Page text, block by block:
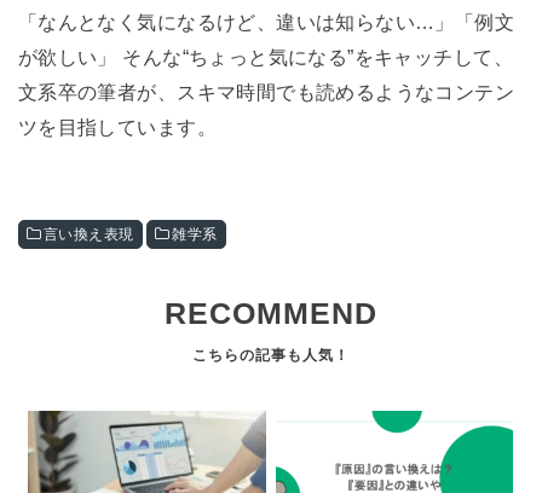
「なんとなく気になるけど、違いは知らない…」「例文
が欲しい」 そんな“ちょっと気になる”をキャッチして、
文系卒の筆者が、スキマ時間でも読めるようなコンテン
ツを目指しています。
言い換え表現 雑学系
RECOMMEND